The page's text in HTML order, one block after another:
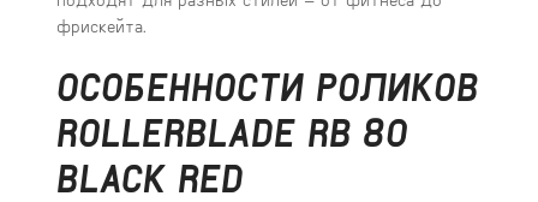
фрискейта.
ОСОБЕННОСТИ РОЛИКОВ
ROLLERBLADE RB 80
BLACK RED